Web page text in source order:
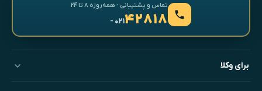
تماس و پشتیبانی · همه‌روزه ۸ تا ۲۴
۴۲۸۱۸- ۰۲۱
برای وکلا